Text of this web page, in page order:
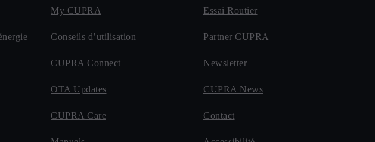
My CUPRA
Conseils d’utilisation
CUPRA Connect
OTA Updates
CUPRA Care
Essai Routier
Partner CUPRA
Newsletter
CUPRA News
Contact